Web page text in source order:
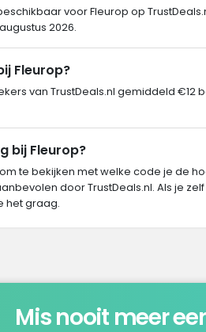
voor Fleurop op
2026.
Fleurop?
van TrustDeals.nl gemiddeld €12
bij Fleurop?
te bekijken met welke code je de
door TrustDeals.nl. Als je
het graag.
Mis nooit meer